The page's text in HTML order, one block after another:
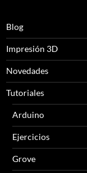
Blog
Impresión 3D
Novedades
Tutoriales
Arduino
Ejercicios
Grove